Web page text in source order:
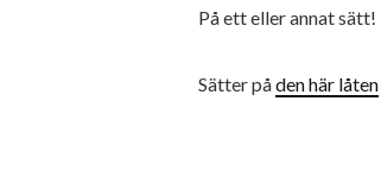
På ett eller annat sätt!
Sätter påden här låten